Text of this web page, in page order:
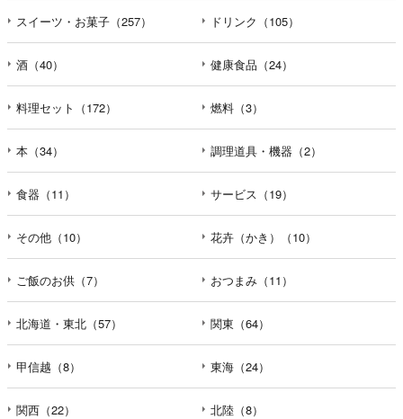
スイーツ・お菓子（257） ドリンク（105）
酒（40） 健康食品（24）
料理セット（172） 燃料（3）
本（34） 調理道具・機器（2）
食器（11） サービス（19）
その他（10） 花卉（かき）（10）
ご飯のお供（7） おつまみ（11）
北海道・東北（57） 関東（64）
甲信越（8） 東海（24）
関西（22） 北陸（8）